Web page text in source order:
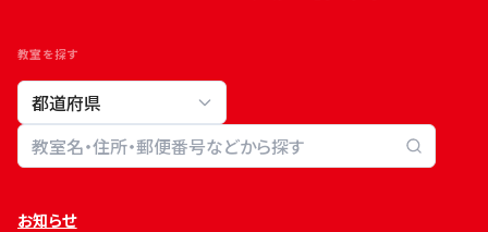
教室を探す
教室検索
お知らせ